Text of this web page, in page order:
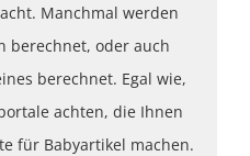
Manchmal werden
berechnet, oder auch
berechnet. Egal wie,
achten, die Ihnen
für Babyartikel machen.